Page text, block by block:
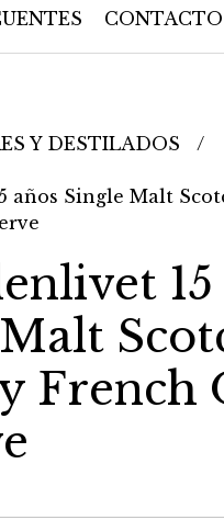
CONTACTO
Y DESTILADOS
años Single Malt
15
French